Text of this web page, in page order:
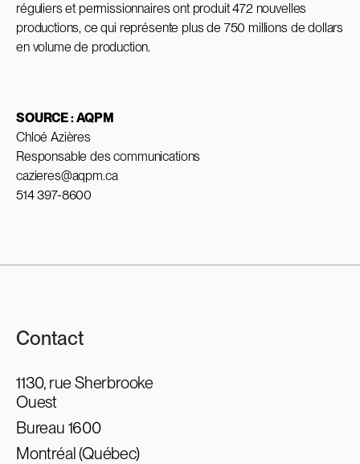
réguliers et permissionnaires ont produit 472 nouvelles
productions, ce qui représente plus de 750 millions de dollars
en volume de production.
SOURCE : AQPM
Chloé Azières
Responsable des communications
cazieres@aqpm.ca
514 397-8600
Contact
1130, rue Sherbrooke
Ouest
Bureau 1600
Montréal (Québec)